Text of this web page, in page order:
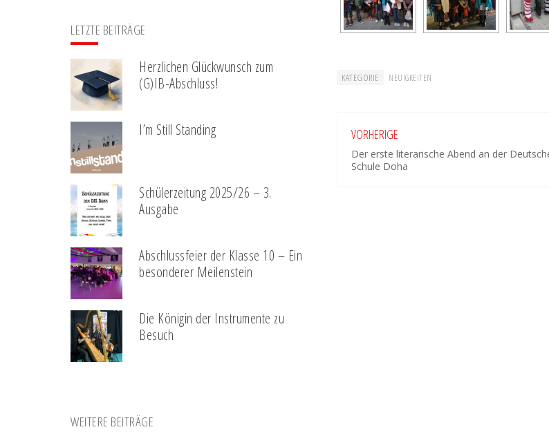
KATEGORIE NEUIGKEITEN
VORHERIGE
Der erste literarische Abend an der
Schule Doha
LETZTE BEITRÄGE
Herzlichen Glückwunsch zum
(G)IB-Abschluss!
I’m Still Standing
Schülerzeitung 2025/26 – 3.
Ausgabe
Abschlussfeier der Klasse 10 – Ein
besonderer Meilenstein
Die Königin der Instrumente zu
Besuch
WEITERE BEITRÄGE